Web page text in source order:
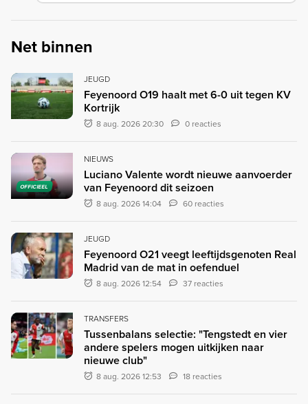
Net binnen
JEUGD
Feyenoord O19 haalt met 6-0 uit tegen KV
Kortrijk
8 aug. 2026 20:30 0 reacties
OFFICIEEL
NIEUWS
Luciano Valente wordt nieuwe aanvoerder
van Feyenoord dit seizoen
8 aug. 2026 14:04 60 reacties
JEUGD
Feyenoord O21 veegt leeftijdsgenoten Real
Madrid van de mat in oefenduel
8 aug. 2026 12:54 37 reacties
TRANSFERS
Tussenbalans selectie: "Tengstedt en vier
andere spelers mogen uitkijken naar
nieuwe club"
8 aug. 2026 12:53 18 reacties